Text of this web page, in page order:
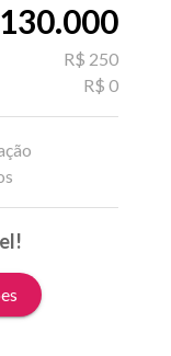
R$ 250
R$ 0